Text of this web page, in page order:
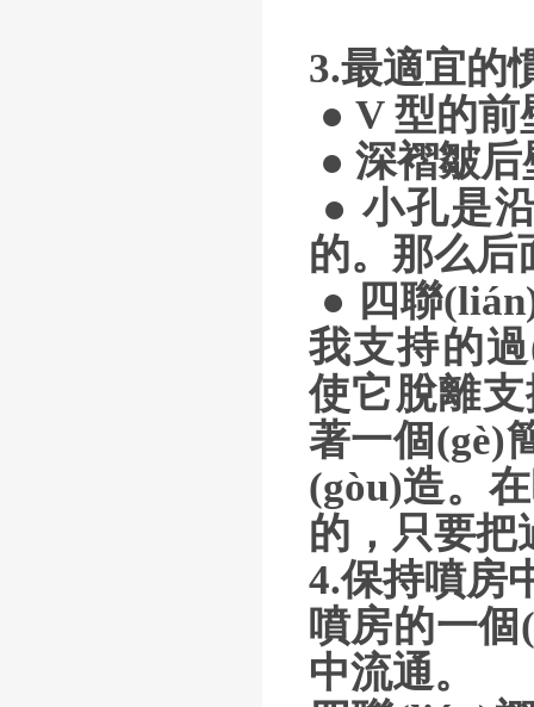
3.最適宜的
● V 型的
● 深褶皺
● 小孔是
的。那么后
● 四聯
我支持的
使它脫離
著一個(gè)
(gòu)造。
的，只要把
4.保持噴房
噴房的一個
中流通。